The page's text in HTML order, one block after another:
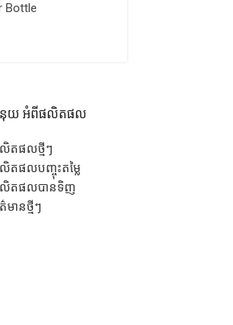
Bottle
យ អំពីផលិតផល
តផលថ្មីៗ
តផលបញ្ចុះតម្លៃ
តផលបានទិញ
មានថ្មីៗ